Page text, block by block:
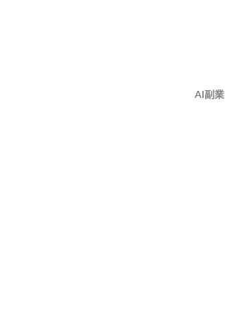
AI副業